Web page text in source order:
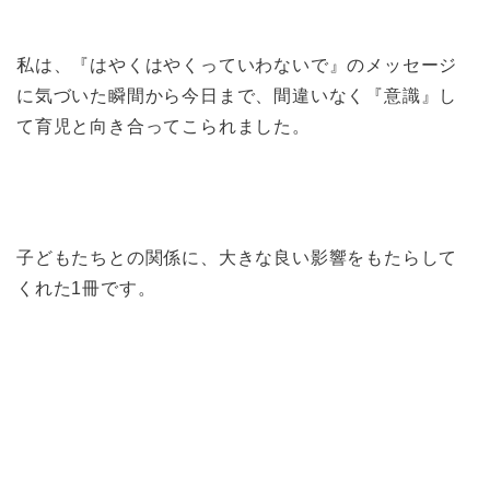
私は、『はやくはやくっていわないで』のメッセージ
に気づいた瞬間から今日まで、間違いなく『意識』し
て育児と向き合ってこられました。
子どもたちとの関係に、大きな良い影響をもたらして
くれた1冊です。